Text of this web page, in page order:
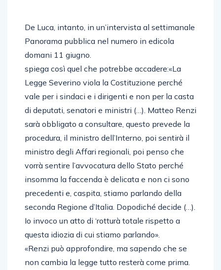
De Luca, intanto, in un’intervista al settimanale
Panorama pubblica nel numero in edicola
domani 11 giugno.
spiega così quel che potrebbe accadere:«La
Legge Severino viola la Costituzione perché
vale per i sindaci e i dirigenti e non per la casta
di deputati, senatori e ministri (…). Matteo Renzi
sarà obbligato a consultare, questo prevede la
procedura, il ministro dell’Interno, poi sentirà il
ministro degli Affari regionali, poi penso che
vorrà sentire l’avvocatura dello Stato perché
insomma la faccenda è delicata e non ci sono
precedenti e, caspita, stiamo parlando della
seconda Regione d’Italia. Dopodiché decide (…).
Io invoco un atto di ‘rotturà totale rispetto a
questa idiozia di cui stiamo parlando».
«Renzi può approfondire, ma sapendo che se
non cambia la legge tutto resterà come prima.